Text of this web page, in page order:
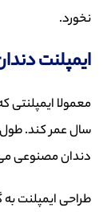
نخورد.
ایمپلنت
سال عمر کند. طول
دندان مصنوعی
طراحی ایمپلنت به